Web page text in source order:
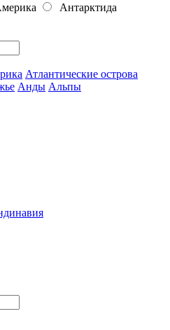
Антарктида
Атлантические острова
Анды Альпы